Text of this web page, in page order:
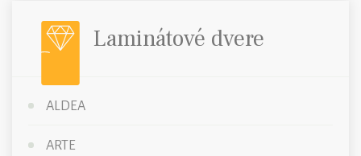
Laminátové dvere
ALDEA
ARTE